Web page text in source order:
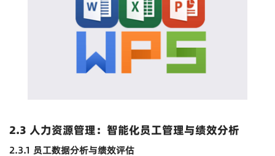
2.3 人力资源管理：智能化员工管理与绩效分析
2.3.1 员工数据分析与绩效评估